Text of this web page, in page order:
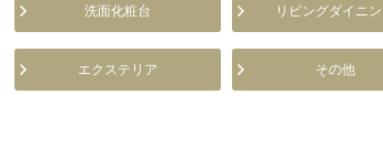
洗面化粧台 リビングダイニ
エクステリア その他